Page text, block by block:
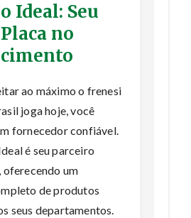
Ideal: Seu
no
ao máximo o frenesi
joga hoje, você
fornecedor confiável.
é seu parceiro
um
de produtos
seus departamentos.